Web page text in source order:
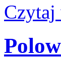
Czytaj